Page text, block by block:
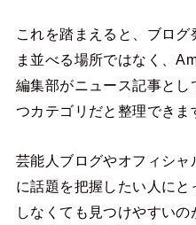
これを踏まえると、ブロ
ま並べる場所ではなく、
編集部がニュース記事と
つカテゴリだと整理できま
芸能人ブログやオフィシ
に話題を把握したい人に
しなくても見つけやすいの